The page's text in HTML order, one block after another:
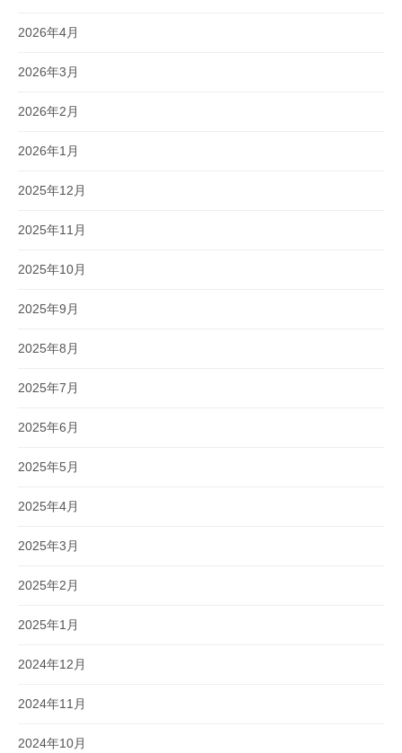
2026年4月
2026年3月
2026年2月
2026年1月
2025年12月
2025年11月
2025年10月
2025年9月
2025年8月
2025年7月
2025年6月
2025年5月
2025年4月
2025年3月
2025年2月
2025年1月
2024年12月
2024年11月
2024年10月